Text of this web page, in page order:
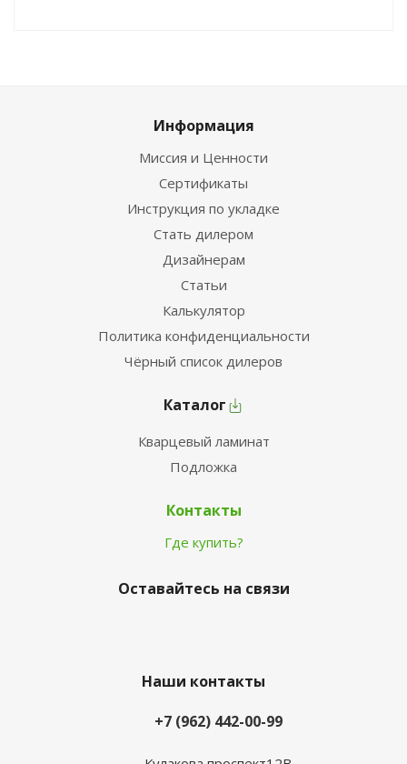
Информация
Миссия и Ценности
Сертификаты
Инструкция по укладке
Стать дилером
Дизайнерам
Статьи
Калькулятор
Политика конфиденциальности
Чёрный список дилеров
Каталог
Кварцевый ламинат
Подложка
Контакты
Где купить?
Оставайтесь на связи
Наши контакты
+7 (962) 442-00-99